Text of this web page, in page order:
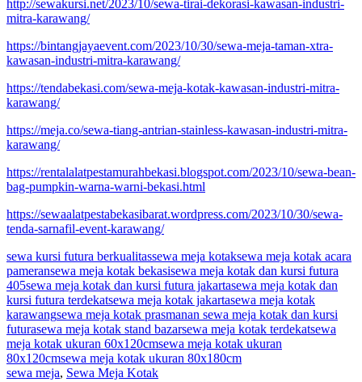
http://sewakursi.net/2023/10/sewa-tirai-dekorasi-kawasan-industri-
mitra-karawang/
https://bintangjayaevent.com/2023/10/30/sewa-meja-taman-xtra-
kawasan-industri-mitra-karawang/
https://tendabekasi.com/sewa-meja-kotak-kawasan-industri-mitra-
karawang/
https://meja.co/sewa-tiang-antrian-stainless-kawasan-industri-mitra-
karawang/
https://rentalalatpestamurahbekasi.blogspot.com/2023/10/sewa-bean-
bag-pumpkin-warna-warni-bekasi.html
https://sewaalatpestabekasibarat.wordpress.com/2023/10/30/sewa-
tenda-sarnafil-event-karawang/
sewa kursi futura berkualitassewa meja kotaksewa meja kotak acara
pameransewa meja kotak bekasisewa meja kotak dan kursi futura
405sewa meja kotak dan kursi futura jakartasewa meja kotak dan
kursi futura terdekatsewa meja kotak jakartasewa meja kotak
karawangsewa meja kotak prasmanan sewa meja kotak dan kursi
futurasewa meja kotak stand bazarsewa meja kotak terdekatsewa
meja kotak ukuran 60x120cmsewa meja kotak ukuran
80x120cmsewa meja kotak ukuran 80x180cm
sewa meja, Sewa Meja Kotak